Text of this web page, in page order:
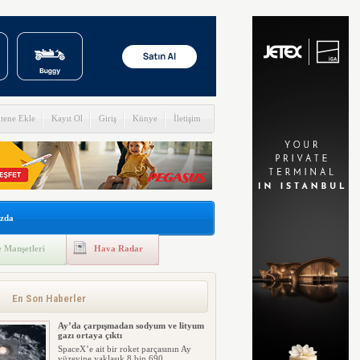
Ekle Kayıt Ol Giriş Künye İletişim
Manşetleri Hava Radar
En Son Haberler
Ay’da çarpışmadan sodyum ve lityum
gazı ortaya çıktı
SpaceX’e ait bir roket parçasının Ay